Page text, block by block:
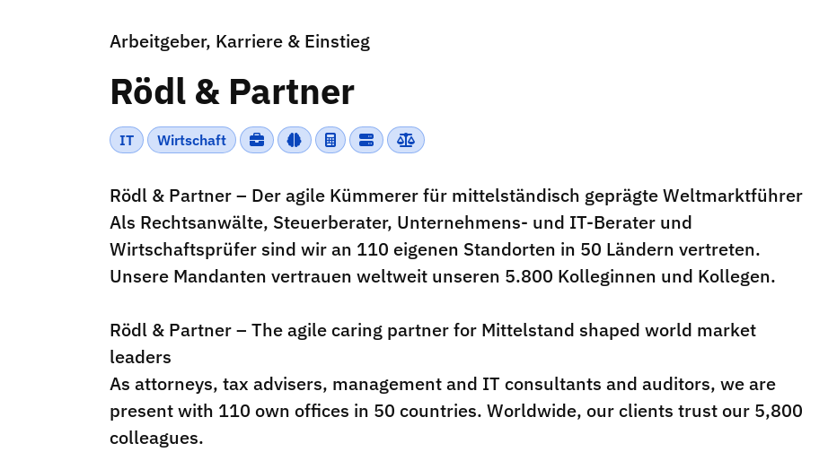
Arbeitgeber, Karriere & Einstieg
Rödl & Partner
IT Wirtschaft
Rödl & Partner – Der agile Kümmerer für mittelständisch geprägte Weltmarktführer
Als Rechtsanwälte, Steuerberater, Unternehmens- und IT-Berater und
Wirtschaftsprüfer sind wir an 110 eigenen Standorten in 50 Ländern vertreten.
Unsere Mandanten vertrauen weltweit unseren 5.800 Kolleginnen und Kollegen.
Rödl & Partner – The agile caring partner for Mittelstand shaped world market
leaders
As attorneys, tax advisers, management and IT consultants and auditors, we are
present with 110 own offices in 50 countries. Worldwide, our clients trust our 5,800
colleagues.